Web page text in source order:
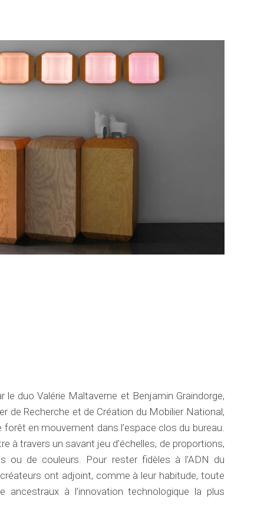
le duo Valérie Maltaverne et Benjamin Graindorge,
de Recherche et de Création du Mobilier National,
forêt en mouvement dans l’espace clos du bureau.
à travers un savant jeu d’échelles, de proportions,
ou de couleurs. Pour rester fidèles à l’ADN du
ont adjoint, comme à leur habitude, toute
ancestraux à l’innovation technologique la plus